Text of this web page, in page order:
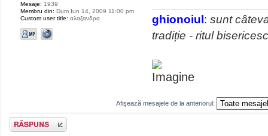
ghionoiul : sunt
tradiție - ritul
Mesaje: 1939
Membru din: Dum Iun 14, 2009 11:00 pm
Custom user title: αλαξανδρα
Afişează mesajele de la anteriorul:
Scrie un răspuns